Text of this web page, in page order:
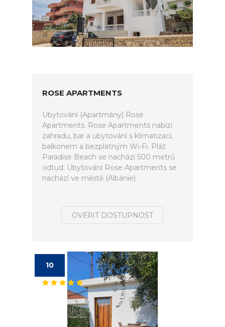
ROSE APARTMENTS
Ubytování (Apartmány) Rose
Apartments. Rose Apartments nabízí
zahradu, bar a ubytování s klimatizací,
balkonem a bezplatným Wi-Fi. Pláž
Paradise Beach se nachází 500 metrů
odtud. Ubytování Rose Apartments se
nachází ve městě (Albánie).
OVĚŘIT DOSTUPNOST
10